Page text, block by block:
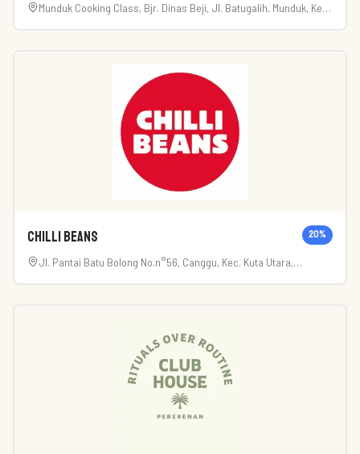
Munduk Cooking Class, Bjr. Dinas Beji, Jl. Batugalih, Munduk, Kec.
Chilli Beans 20%
Jl. Pantai Batu Bolong No.n°56, Canggu, Kec. Kuta Utara,